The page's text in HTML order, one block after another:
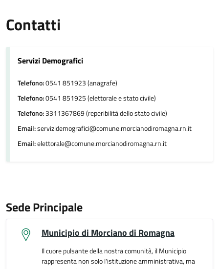
Contatti
Servizi Demografici
Telefono:0541 851923 (anagrafe)
Telefono:0541 851925 (elettorale e stato civile)
Telefono:3311367869 (reperibilità dello stato civile)
Email:servizidemografici@comune.morcianodiromagna.rn.it
Email:elettorale@comune.morcianodiromagna.rn.it
Sede Principale
Municipio di Morciano di Romagna
Il cuore pulsante della nostra comunità, il Municipio
rappresenta non solo l'istituzione amministrativa, ma